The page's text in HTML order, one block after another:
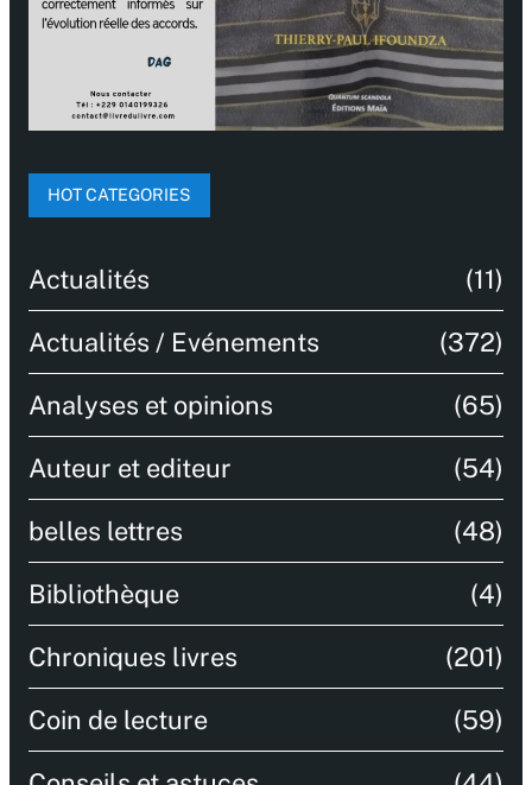
HOT CATEGORIES
Actualités (11)
Actualités / Evénements (372)
Analyses et opinions (65)
Auteur et editeur (54)
belles lettres (48)
Bibliothèque (4)
Chroniques livres (201)
Coin de lecture (59)